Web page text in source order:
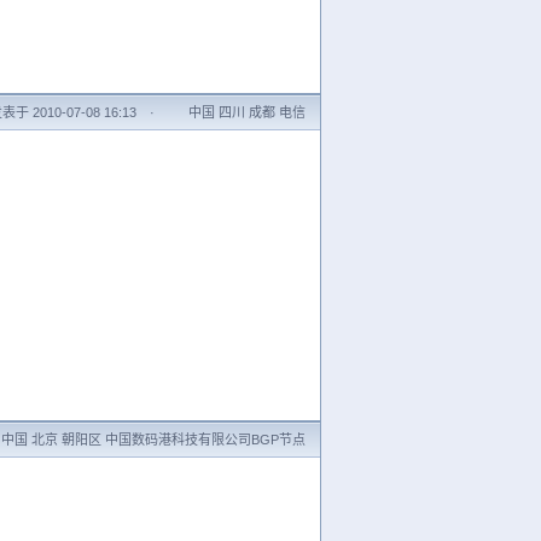
表于 2010-07-08 16:13 · 中国 四川 成都 电信
中国 北京 朝阳区 中国数码港科技有限公司BGP节点